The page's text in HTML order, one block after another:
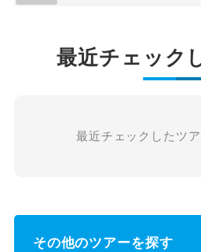
最近チェック
最近チェックしたツ
その他のツアーを探す